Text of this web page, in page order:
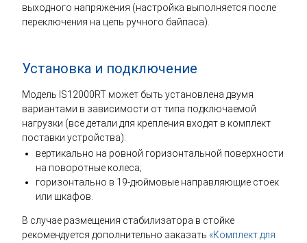
выходного напряжения (настройка выполняется после
переключения на цепь ручного байпаса).
Установка и подключение
Модель IS12000RT может быть установлена двумя
вариантами в зависимости от типа подключаемой
нагрузки (все детали для крепления входят в комплект
поставки устройства):
вертикально на ровной горизонтальной поверхности
на поворотные колеса;
горизонтально в 19-дюймовые направляющие стоек
или шкафов.
В случае размещения стабилизатора в стойке
рекомендуется дополнительно заказать «Комплект для